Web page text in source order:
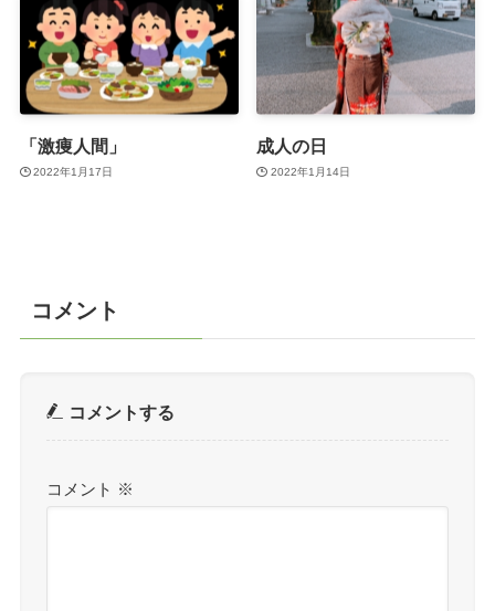
「激痩人間」
2022年1月17日
成人の日
2022年1月14日
コメント
コメントする
コメント ※